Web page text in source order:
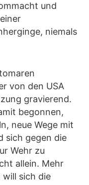
und
niemals
von den USA
gravierend.
begonnen,
neue Wege mit
sich gegen die
Wehr zu
allein. Mehr
will sich die